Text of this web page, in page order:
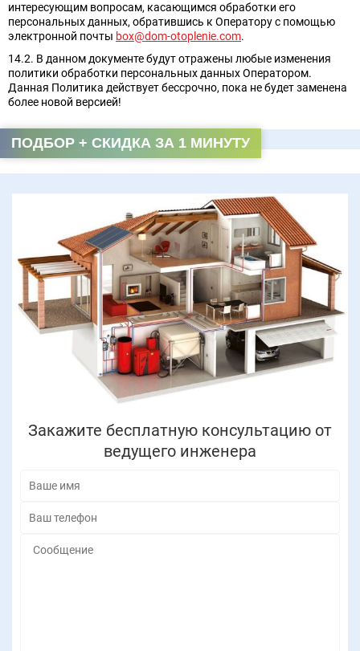
интересующим вопросам, касающимся обработки его
персональных данных, обратившись к Оператору с помощью
электронной почты box@dom-otoplenie.com.
14.2. В данном документе будут отражены любые изменения
политики обработки персональных данных Оператором.
Данная Политика действует бессрочно, пока не будет заменена
более новой версией!
Закажите бесплатную консультацию от
ведущего инженера
ПОДБОР + СКИДКА ЗА 1 МИНУТУ